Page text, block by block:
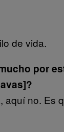
de vida.
por
aquí no. Es